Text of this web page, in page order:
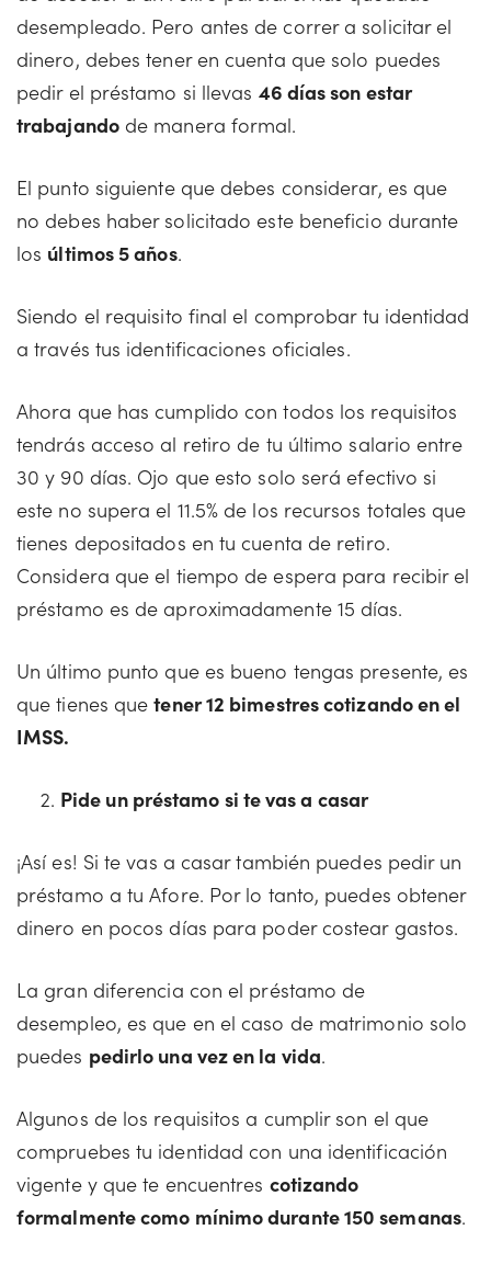
desempleado. Pero antes de correr a solicitar el
dinero, debes tener en cuenta que solo puedes
pedir el préstamo si llevas 46 días son estar
trabajandode manera formal.
El punto siguiente que debes considerar, es que
no debes haber solicitado este beneficio durante
los últimos 5 años.
Siendo el requisito final el comprobar tu identidad
a través tus identificaciones oficiales.
Ahora que has cumplido con todos los requisitos
tendrás acceso al retiro de tu último salario entre
30 y 90 días. Ojo que esto solo será efectivo si
este no supera el 11.5% de los recursos totales que
tienes depositados en tu cuenta de retiro.
Considera que el tiempo de espera para recibir el
préstamo es de aproximadamente 15 días.
Un último punto que es bueno tengas presente, es
que tienes quetener 12 bimestres cotizando en el
IMSS.
Pide un préstamo si te vas a casar
¡Así es! Si te vas a casar también puedes pedir un
préstamo a tu Afore. Por lo tanto, puedes obtener
dinero en pocos días para poder costear gastos.
La gran diferencia con el préstamo de
desempleo, es que en el caso de matrimonio solo
puedes pedirlo una vez en la vida.
Algunos de los requisitos a cumplir son el que
compruebes tu identidad con una identificación
vigente y que te encuentres cotizando
formalmente como mínimo durante 150 semanas.